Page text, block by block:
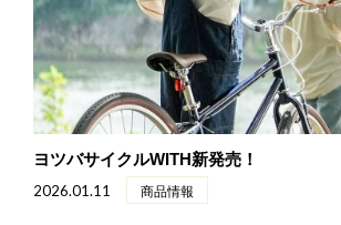
ヨツバサイクルWITH新発売！
2026.01.11 商品情報